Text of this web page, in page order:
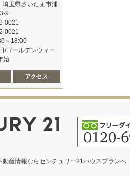
玉県さいたま市浦
9
0021
0021
～18:00
/ゴールデンウィー
始
動産情報ならセンチュリー21ハウスプランへ